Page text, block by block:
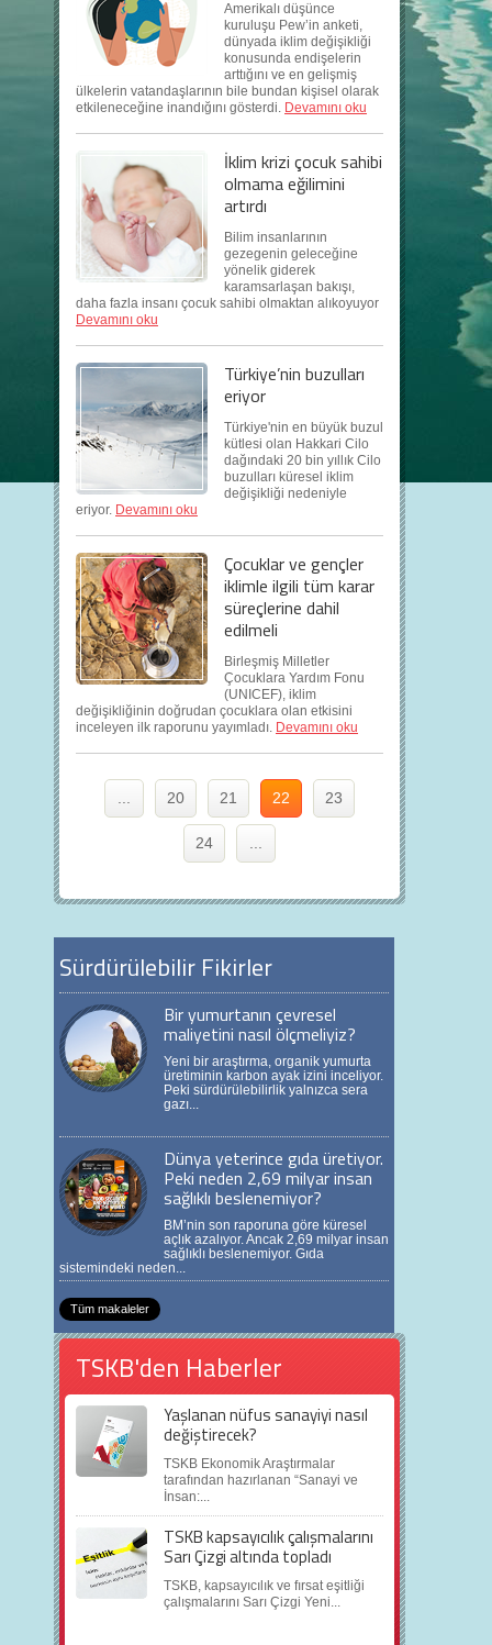
Amerikalı düşünce
kuruluşu Pew’in anketi,
dünyada iklim değişikliği
konusunda endişelerin
arttığını ve en gelişmiş
ülkelerin vatandaşlarının bile bundan kişisel olarak
etkileneceğine inandığını gösterdi. Devamını oku
İklim krizi çocuk sahibi
olmama eğilimini
artırdı
Bilim insanlarının
gezegenin geleceğine
yönelik giderek
karamsarlaşan bakışı,
daha fazla insanı çocuk sahibi olmaktan alıkoyuyor
Devamını oku
Türkiye’nin buzulları
eriyor
Türkiye'nin en büyük buzul
kütlesi olan Hakkari Cilo
dağındaki 20 bin yıllık Cilo
buzulları küresel iklim
değişikliği nedeniyle
eriyor. Devamını oku
Çocuklar ve gençler
iklimle ilgili tüm karar
süreçlerine dahil
edilmeli
Birleşmiş Milletler
Çocuklara Yardım Fonu
(UNICEF), iklim
değişikliğinin doğrudan çocuklara olan etkisini
inceleyen ilk raporunu yayımladı. Devamını oku
20 21 22 23
24
Sürdürülebilir Fikirler
Bir yumurtanın çevresel
maliyetini nasıl ölçmeliyiz?
Yeni bir araştırma, organik yumurta
üretiminin karbon ayak izini inceliyor.
Peki sürdürülebilirlik yalnızca sera
gazı...
Dünya yeterince gıda üretiyor.
Peki neden 2,69 milyar insan
sağlıklı beslenemiyor?
BM’nin son raporuna göre küresel
açlık azalıyor. Ancak 2,69 milyar insan
sağlıklı beslenemiyor. Gıda
sistemindeki neden...
Tüm makaleler
TSKB'den Haberler
Yaşlanan nüfus sanayiyi nasıl
değiştirecek?
TSKB Ekonomik Araştırmalar
tarafından hazırlanan “Sanayi ve
İnsan:...
TSKB kapsayıcılık çalışmalarını
Sarı Çizgi altında topladı
TSKB, kapsayıcılık ve fırsat eşitliği
çalışmalarını Sarı Çizgi Yeni...